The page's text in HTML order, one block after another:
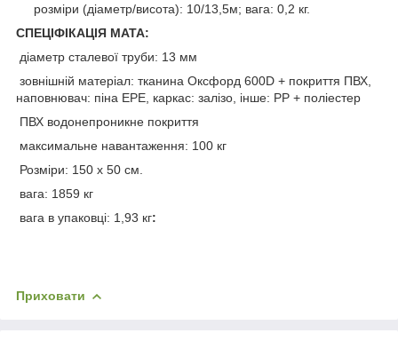
розміри (діаметр/висота): 10/13,5м; вага: 0,2 кг.
СПЕЦІФІКАЦІЯ МАТА:
діаметр сталевої труби: 13 мм
зовнішній матеріал: тканина Оксфорд 600D + покриття ПВХ,
наповнювач: піна EPE, каркас: залізо, інше: PP + поліестер
ПВХ водонепроникне покриття
максимальне навантаження: 100 кг
Розміри: 150 x 50 см.
вага: 1859 кг
вага в упаковці: 1,93 кг:
Приховати